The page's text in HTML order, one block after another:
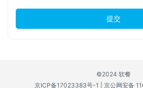
提交
©2024 软餐
京ICP备17023383号-1
京公网安备